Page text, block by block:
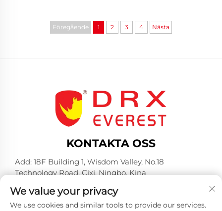
Föregående 1 2 3 4 Nästa
KONTAKTA OSS
Add: 18F Building 1, Wisdom Valley, No.18
Technology Road, Cixi, Ningbo, Kina
Tel: +86-574-23660321
E-post:[email protected]
We value your privacy
We use cookies and similar tools to provide our services.